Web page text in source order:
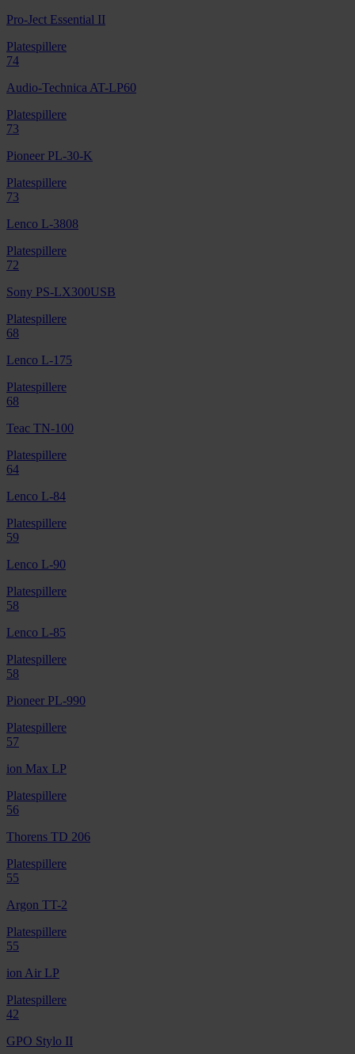
Pro-Ject Essential II
Platespillere
74
Audio-Technica AT-LP60
Platespillere
73
Pioneer PL-30-K
Platespillere
73
Lenco L-3808
Platespillere
72
Sony PS-LX300USB
Platespillere
68
Lenco L-175
Platespillere
68
Teac TN-100
Platespillere
64
Lenco L-84
Platespillere
59
Lenco L-90
Platespillere
58
Lenco L-85
Platespillere
58
Pioneer PL-990
Platespillere
57
ion Max LP
Platespillere
56
Thorens TD 206
Platespillere
55
Argon TT-2
Platespillere
55
ion Air LP
Platespillere
42
GPO Stylo II